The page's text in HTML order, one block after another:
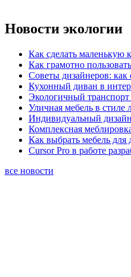
Новости экологии
Как сделать маленькую
Как грамотно
Советы дизайнеров: как
Кухонный диван в
Экологичный транспорт
Уличная мебель в стиле
Индивидуальный
Комплексная
Как выбрать мебель
Cursor Pro в работе
все новости